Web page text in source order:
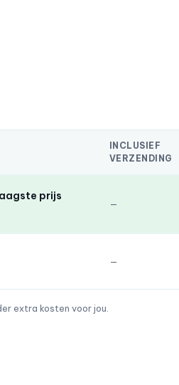
INCLUSIEF
VERZENDING
prijs
—
—
extra kosten voor jou.